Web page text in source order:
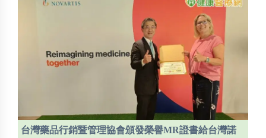
台灣藥品行銷暨管理協會頒發榮譽MR證書給台灣諾